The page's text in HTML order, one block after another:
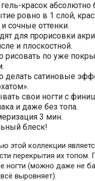
красок абсолютно
ровно в 1 слой,
сочные оттенки.
для прорисовки
и плоскостной.
рисовать по уже
делать сатиновые
свои ногти с
и даже без топа.
3 мин.
блеск!
этой коллекции
перекрытия их топом.
ногти (можно даже не
выровняет).